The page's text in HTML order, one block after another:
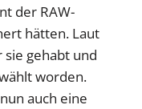
der RAW-
hätten. Laut
sie gehabt und
worden.
auch eine